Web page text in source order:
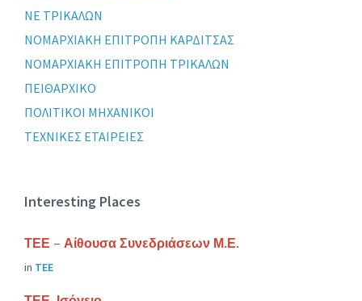
ΝΕ ΤΡΙΚΑΛΩΝ
ΝΟΜΑΡΧΙΑΚΗ ΕΠΙΤΡΟΠΗ ΚΑΡΔΙΤΣΑΣ
ΝΟΜΑΡΧΙΑΚΗ ΕΠΙΤΡΟΠΗ ΤΡΙΚΑΛΩΝ
ΠΕΙΘΑΡΧΙΚΟ
ΠΟΛΙΤΙΚΟΙ ΜΗΧΑΝΙΚΟΙ
ΤΕΧΝΙΚΕΣ ΕΤΑΙΡΕΙΕΣ
Interesting Places
ΤΕΕ – Αίθουσα Συνεδριάσεων Μ.Ε.
in ΤΕΕ